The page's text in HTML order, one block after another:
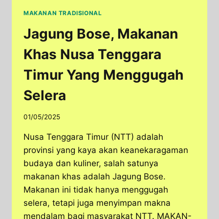
MAKANAN TRADISIONAL
Jagung Bose, Makanan
Khas Nusa Tenggara
Timur Yang Menggugah
Selera
01/05/2025
Nusa Tenggara Timur (NTT) adalah
provinsi yang kaya akan keanekaragaman
budaya dan kuliner, salah satunya
makanan khas adalah Jagung Bose.
Makanan ini tidak hanya menggugah
selera, tetapi juga menyimpan makna
mendalam bagi masyarakat NTT. MAKAN-